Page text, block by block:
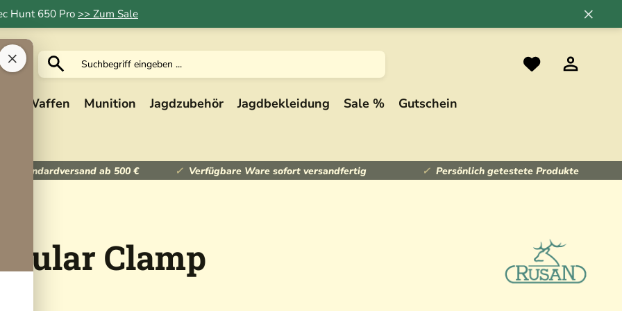
Hunt 650 Pro >> Zum Sale
×
×
Waffen Munition Jagdzubehör Jagdbekleidung Sale % Gutschein
Standardversand ab 500 € Verfügbare Ware sofort versandfertig Persönlich getestete Produkte
Clamp